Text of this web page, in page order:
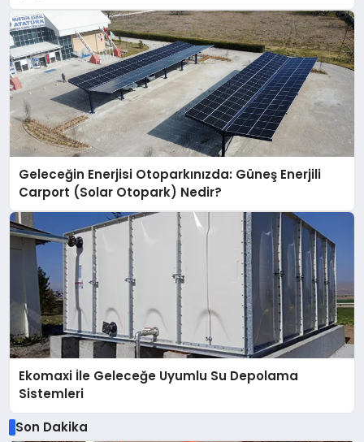
Geleceğin Enerjisi Otoparkınızda: Güneş Enerjili
Carport (Solar Otopark) Nedir?
Ekomaxi İle Geleceğe Uyumlu Su Depolama
Sistemleri
Son Dakika